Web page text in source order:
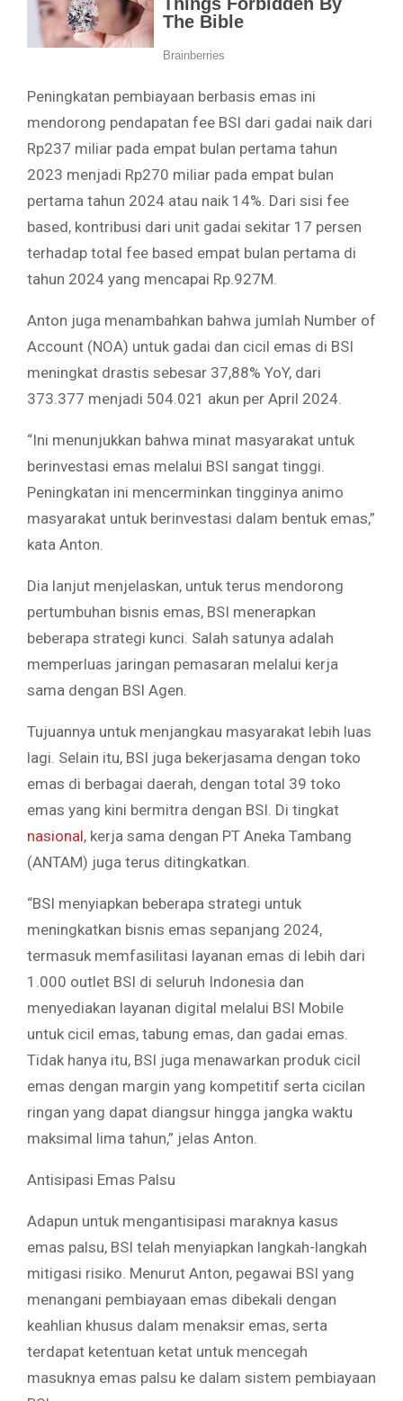
Peningkatan pembiayaan berbasis emas ini
mendorong pendapatan fee BSI dari gadai naik dari
Rp237 miliar pada empat bulan pertama tahun
2023 menjadi Rp270 miliar pada empat bulan
pertama tahun 2024 atau naik 14%. Dari sisi fee
based, kontribusi dari unit gadai sekitar 17 persen
terhadap total fee based empat bulan pertama di
tahun 2024 yang mencapai Rp.927M.
Anton juga menambahkan bahwa jumlah Number of
Account (NOA) untuk gadai dan cicil emas di BSI
meningkat drastis sebesar 37,88% YoY, dari
373.377 menjadi 504.021 akun per April 2024.
“Ini menunjukkan bahwa minat masyarakat untuk
berinvestasi emas melalui BSI sangat tinggi.
Peningkatan ini mencerminkan tingginya animo
masyarakat untuk berinvestasi dalam bentuk emas,”
kata Anton.
Dia lanjut menjelaskan, untuk terus mendorong
pertumbuhan bisnis emas, BSI menerapkan
beberapa strategi kunci. Salah satunya adalah
memperluas jaringan pemasaran melalui kerja
sama dengan BSI Agen.
Tujuannya untuk menjangkau masyarakat lebih luas
lagi. Selain itu, BSI juga bekerjasama dengan toko
emas di berbagai daerah, dengan total 39 toko
emas yang kini bermitra dengan BSI. Di tingkat
nasional, kerja sama dengan PT Aneka Tambang
(ANTAM) juga terus ditingkatkan.
“BSI menyiapkan beberapa strategi untuk
meningkatkan bisnis emas sepanjang 2024,
termasuk memfasilitasi layanan emas di lebih dari
1.000 outlet BSI di seluruh Indonesia dan
menyediakan layanan digital melalui BSI Mobile
untuk cicil emas, tabung emas, dan gadai emas.
Tidak hanya itu, BSI juga menawarkan produk cicil
emas dengan margin yang kompetitif serta cicilan
ringan yang dapat diangsur hingga jangka waktu
maksimal lima tahun,” jelas Anton.
Antisipasi Emas Palsu
Adapun untuk mengantisipasi maraknya kasus
emas palsu, BSI telah menyiapkan langkah-langkah
mitigasi risiko. Menurut Anton, pegawai BSI yang
menangani pembiayaan emas dibekali dengan
keahlian khusus dalam menaksir emas, serta
terdapat ketentuan ketat untuk mencegah
masuknya emas palsu ke dalam sistem pembiayaan